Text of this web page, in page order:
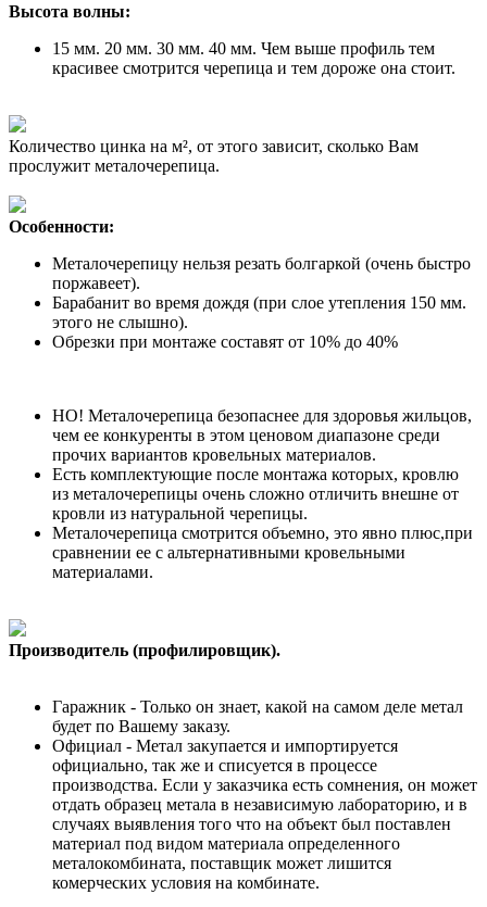
Высота волны:
15 мм. 20 мм. 30 мм. 40 мм. Чем выше профиль тем
красивее смотрится черепица и тем дороже она стоит.
Количество цинка на м², от этого зависит, сколько Вам
прослужит металочерепица.
Особенности:
Металочерепицу нельзя резать болгаркой (очень быстро
поржавеет).
Барабанит во время дождя (при слое утепления 150 мм.
этого не слышно).
Обрезки при монтаже составят от 10% до 40%
НО! Металочерепица безопаснее для здоровья жильцов,
чем ее конкуренты в этом ценовом диапазоне среди
прочих вариантов кровельных материалов.
Есть комплектующие после монтажа которых, кровлю
из металочерепицы очень сложно отличить внешне от
кровли из натуральной черепицы.
Металочерепица смотрится объемно, это явно плюс,при
сравнении ее с альтернативными кровельными
материалами.
Производитель (профилировщик).
Гаражник - Только он знает, какой на самом деле метал
будет по Вашему заказу.
Официал - Метал закупается и импортируется
официально, так же и списуется в процессе
производства. Если у заказчика есть сомнения, он может
отдать образец метала в независимую лабораторию, и в
случаях выявления того что на объект был поставлен
материал под видом материала определенного
металокомбината, поставщик может лишится
комерческих условия на комбинате.